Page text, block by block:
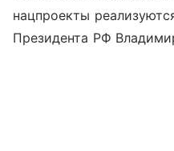
нацпроекты
Президента РФ